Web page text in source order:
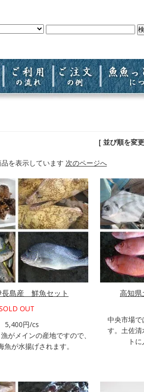
[ 並び順を変
を表示しています 次のページへ
長島産 鮮魚セット
OUT
5,400円/cs
がメインの産地ですので、
魚が水揚げされます。
高知
中央市場
す。土佐
ト